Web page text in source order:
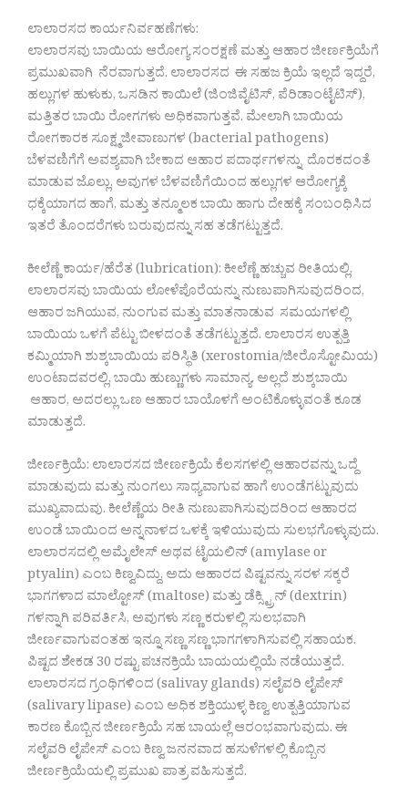
ಲಾಲಾರಸದ ಕಾರ್ಯನಿರ್ವಹಣೆಗಳು:
ಲಾಲಾರಸವು ಬಾಯಿಯ ಆರೋಗ್ಯ ಸಂರಕ್ಷಣೆ ಮತ್ತು ಆಹಾರ ಜೀರ್ಣಕ್ರಿಯೆಗೆ
ಪ್ರಮುಖವಾಗಿ ನೆರವಾಗುತ್ತದೆ. ಲಾಲಾರಸದ ಈ ಸಹಜ ಕ್ರಿಯೆ ಇಲ್ಲದೆ ಇದ್ದರೆ,
ಹಲ್ಲುಗಳ ಹುಳುಕು, ಒಸಡಿನ ಕಾಯಿಲೆ (ಜಿಂಜಿವೈಟಿಸ್, ಪೆರಿಡಾಂಟೈಟಿಸ್),
ಮತ್ತಿತರ ಬಾಯಿ ರೋಗಗಳು ಅಧಿಕವಾಗುತ್ತವೆ. ಮೇಲಾಗಿ ಬಾಯಿಯ
ರೋಗಕಾರಕ ಸೂಕ್ಷ್ಮಜೀವಾಣುಗಳ (bacterial pathogens)
ಬೆಳವಣಿಗೆಗೆ ಅವಶ್ಯವಾಗಿ ಬೇಕಾದ ಆಹಾರ ಪದಾರ್ಥಗಳನ್ನು ದೊರಕದಂತೆ
ಮಾಡುವ ಜೊಲ್ಲು, ಅವುಗಳ ಬೆಳವಣಿಗೆಯಿಂದ ಹಲ್ಲುಗಳ ಆರೋಗ್ಯಕ್ಕೆ
ಧಕ್ಕೆಯಾಗದ ಹಾಗೆ, ಮತ್ತು ತನ್ಮೂಲಕ ಬಾಯಿ ಹಾಗು ದೇಹಕ್ಕೆ ಸಂಬಂಧಿಸಿದ
ಇತರೆ ತೊಂದರೆಗಳು ಬರುವುದನ್ನು ಸಹ ತಡೆಗಟ್ಟುತ್ತದೆ.
ಕೀಲೆಣ್ಣೆ ಕಾರ್ಯ/ಹೆರೆತ (lubrication): ಕೀಲೆಣ್ಣೆ ಹಚ್ಚುವ ರೀತಿಯಲ್ಲಿ,
ಲಾಲಾರಸವು ಬಾಯಿಯ ಲೋಳೆಪೊರೆಯನ್ನು ನುಣುಪಾಗಿಸುವುದರಿಂದ,
ಆಹಾರ ಜಗಿಯುವ, ನುಂಗುವ ಮತ್ತು ಮಾತನಾಡುವ ಸಮಯಗಳಲ್ಲಿ
ಬಾಯಿಯ ಒಳಗೆ ಪೆಟ್ಟು ಬೀಳದಂತೆ ತಡೆಗಟ್ಟುತ್ತದೆ. ಲಾಲಾರಸ ಉತ್ಪತ್ತಿ
ಕಮ್ಮಿಯಾಗಿ ಶುಶ್ಕಬಾಯಿಯ ಪರಿಸ್ಥಿತಿ (xerostomia/ಜೀರೊಸ್ಟೋಮಿಯ)
ಉಂಟಾದವರಲ್ಲಿ, ಬಾಯಿ ಹುಣ್ಣುಗಳು ಸಾಮಾನ್ಯ. ಅಲ್ಲದೆ ಶುಶ್ಕಬಾಯಿ
ಆಹಾರ, ಅದರಲ್ಲು ಒಣ ಆಹಾರ ಬಾಯೊಳಗೆ ಅಂಟಿಕೊಳ್ಳುವಂತೆ ಕೂಡ
ಮಾಡುತ್ತದೆ.
ಜೀರ್ಣಕ್ರಿಯೆ: ಲಾಲಾರಸದ ಜೀರ್ಣಕ್ರಿಯೆ ಕೆಲಸಗಳಲ್ಲಿ ಆಹಾರವನ್ನು ಒದ್ದೆ
ಮಾಡುವುದು ಮತ್ತು ನುಂಗಲು ಸಾಧ್ಯವಾಗುವ ಹಾಗೆ ಉಂಡೆಗಟ್ಟುವುದು
ಮುಖ್ಯವಾದುವು. ಕೀಲೆಣ್ಣೆಯ ರೀತಿ ನುಣುಪಾಗಿಸುವುದರಿಂದ ಆಹಾರದ
ಉಂಡೆ ಬಾಯಿಂದ ಅನ್ನನಾಳದ ಒಳಕ್ಕೆ ಇಳಿಯುವುದು ಸುಲಭಗೊಳ್ಳುವುದು.
ಲಾಲಾರಸದಲ್ಲಿ ಅಮೈಲೇಸ್ ಅಥವ ಟೈಯಲಿನ್ (amylase or
ptyalin) ಎಂಬ ಕಿಣ್ವವಿದ್ದು, ಅದು ಆಹಾರದ ಪಿಷ್ಟವನ್ನು ಸರಳ ಸಕ್ಕರೆ
ಭಾಗಗಳಾದ ಮಾಲ್ಟೋಸ್ (maltose) ಮತ್ತು ಡೆಕ್ಸ್ಟ್ರಿನ್ (dextrin)
ಗಳನ್ನಾಗಿ ಪರಿವರ್ತಿಸಿ, ಅವುಗಳು ಸಣ್ಣ ಕರುಳಲ್ಲಿ ಸುಲಭವಾಗಿ
ಜೀರ್ಣವಾಗುವಂತಹ ಇನ್ನೂ ಸಣ್ಣ ಸಣ್ಣ ಭಾಗಗಳಾಗಿಸುವಲ್ಲಿ ಸಹಾಯಕ.
ಪಿಷ್ಟದ ಶೇಕಡ 30 ರಷ್ಟು ಪಚನಕ್ರಿಯೆ ಬಾಯಯಲ್ಲಿಯೆ ನಡೆಯುತ್ತದೆ.
ಲಾಲಾರಸದ ಗ್ರಂಥಿಗಳಿಂದ (salivay glands) ಸಲೈವರಿ ಲೈಪೇಸ್
(salivary lipase) ಎಂಬ ಅಧಿಕ ಶಕ್ತಿಯುಳ್ಳ ಕಿಣ್ವ ಉತ್ಪತ್ತಿಯಾಗುವ
ಕಾರಣ ಕೊಬ್ಬಿನ ಜೀರ್ಣಕ್ರಿಯೆ ಸಹ ಬಾಯಲ್ಲೆ ಆರಂಭವಾಗುವುದು. ಈ
ಸಲೈವರಿ ಲೈಪೇಸ್ ಎಂಬ ಕಿಣ್ವ ಜನನವಾದ ಹಸುಳೆಗಳಲ್ಲಿ ಕೊಬ್ಬಿನ
ಜೀರ್ಣಕ್ರಿಯೆಯಲ್ಲಿ ಪ್ರಮುಖ ಪಾತ್ರ ವಹಿಸುತ್ತದೆ.